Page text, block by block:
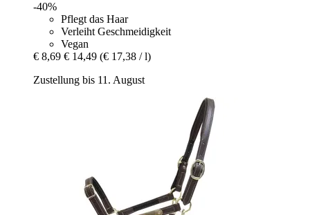
-40%
Pflegt das Haar
Verleiht Geschmeidigkeit
Vegan
€ 8,69 € 14,49 (€ 17,38 / l)
Zustellung bis 11. August